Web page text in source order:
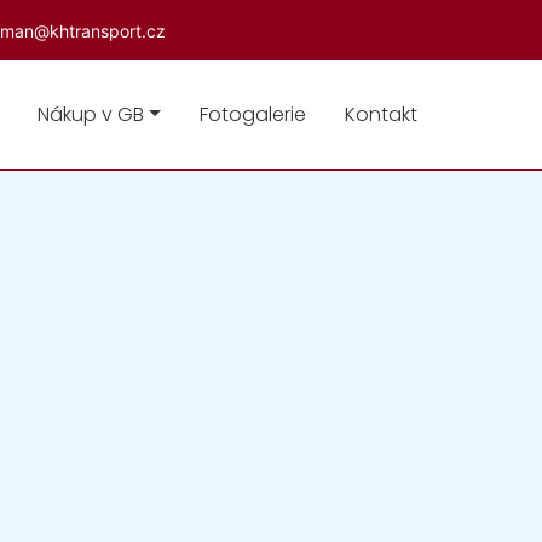
Nákup v GB Fotogalerie Kontakt